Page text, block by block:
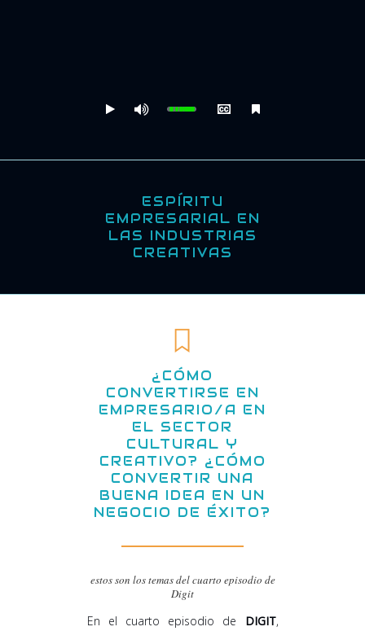
ESPÍRITU
EMPRESARIAL EN
LAS INDUSTRIAS
CREATIVAS
¿CÓMO
CONVERTIRSE EN
EMPRESARIO/A EN
EL SECTOR
CULTURAL Y
CREATIVO? ¿CÓMO
CONVERTIR UNA
BUENA IDEA EN UN
NEGOCIO DE ÉXITO?
estos son los temas del cuarto episodio de
Digit
En el cuarto episodio de DIGIT,